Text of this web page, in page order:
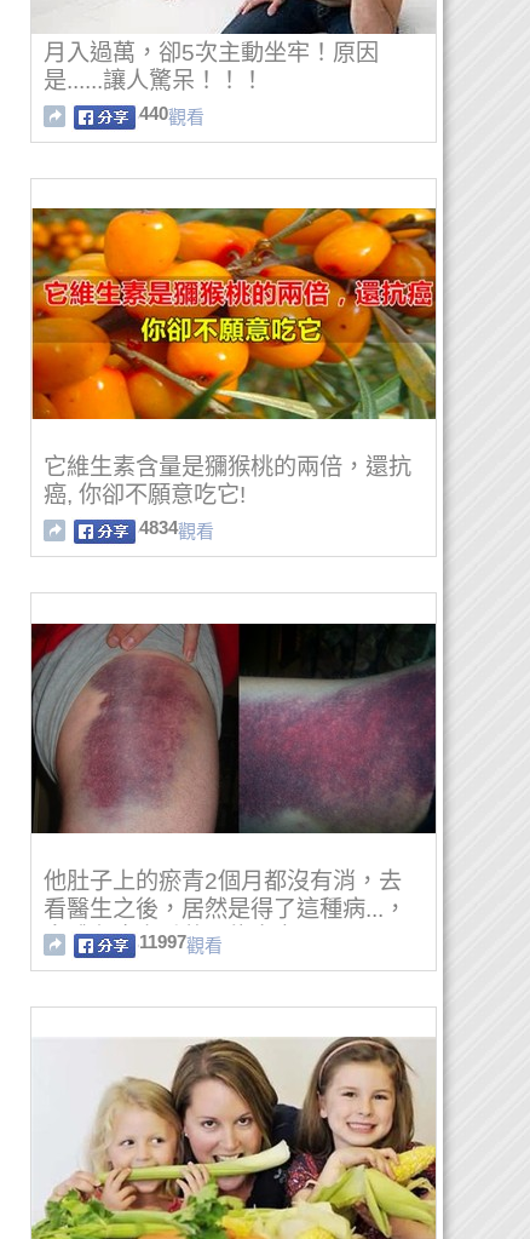
月入過萬，卻5次主動坐牢！原因
是......讓人驚呆！！！
440觀看
它維生素含量是獼猴桃的兩倍，還抗
癌, 你卻不願意吃它!
4834觀看
他肚子上的瘀青2個月都沒有消，去
看醫生之後，居然是得了這種病...，
身體有瘀青千萬不能大意!!!
11997觀看